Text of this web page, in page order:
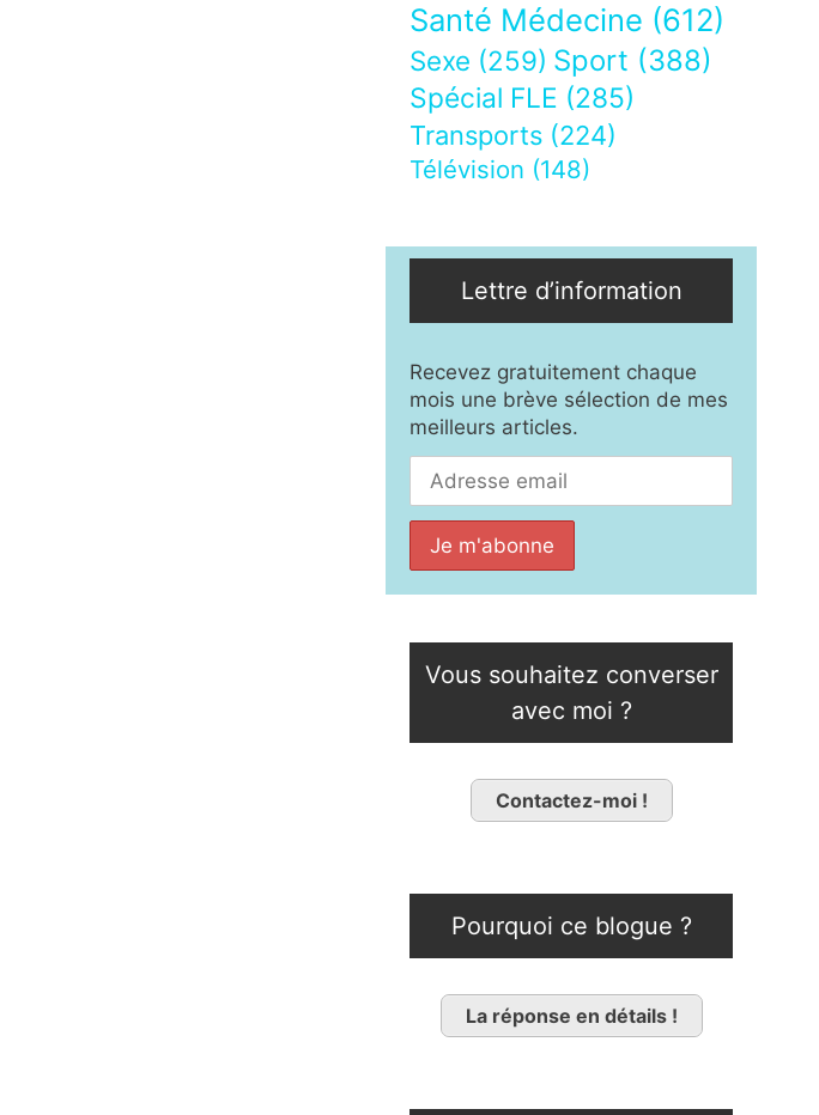
Santé Médecine (612)
Sexe (259) Sport (388)
Spécial FLE (285)
Transports (224)
Télévision (148)
Lettre d’information
Recevez gratuitement chaque
mois une brève sélection de mes
meilleurs articles.
Vous souhaitez converser
avec moi ?
Contactez-moi !
Pourquoi ce blogue ?
La réponse en détails !